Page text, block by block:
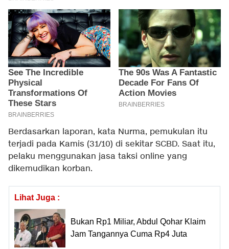
Berdasarkan laporan, kata Nurma, pemukulan itu
terjadi pada Kamis (31/10) di sekitar SCBD. Saat itu,
pelaku menggunakan jasa taksi online yang
dikemudikan korban.
Lihat Juga :
Bukan Rp1 Miliar, Abdul Qohar Klaim
Jam Tangannya Cuma Rp4 Juta